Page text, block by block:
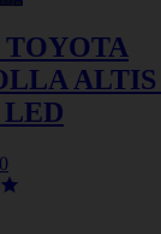
TOYOTA
ALTIS
LED